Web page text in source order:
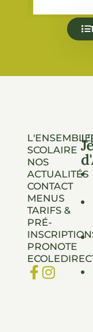
L'ENSEMBLE
SCOLAIRE
NOS
ACTUALITÉS
CONTACT
MENUS
TARIFS &
PRÉ-
PRONOTE